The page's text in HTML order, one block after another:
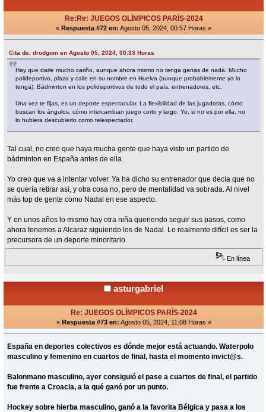
Re:Re: JUEGOS OLÍMPICOS PARÍS-2024
« Respuesta #72 en: Agosto 05, 2024, 00:57 Horas »
Cita de: drodgom en Agosto 05, 2024, 00:33 Horas
Hay que darle mucho cariño, aunque ahora mismo no tenga ganas de nada. Mucho
polideportivo, plaza y calle en su nombre en Huelva (aunque probablemente ya lo
tenga). Bádminton en los polideportivos de todo el país, entrenadores, etc.
Una vez te fijas, es un deporte espectacular. La flexibilidad de las jugadoras, cómo
buscan los ángulos, cómo intercambian juego corto y largo. Yo, si no es por ella, no
lo hubiera descubierto como telespectador.
Tal cual, no creo que haya mucha gente que haya visto un partido de
bádminton en España antes de ella.
Yo creo que va a intentar volver. Ya ha dicho su entrenador que decía que no
se quería retirar así, y otra cosa no, pero de mentalidad va sobrada. Al nivel
más top de gente como Nadal en ese aspecto.
Y en unos años lo mismo hay otra niña queriendo seguir sus pasos, como
ahora tenemos a Alcaraz siguiendo los de Nadal. Lo realmente difícil es ser la
precursora de un deporte minoritario.
En línea
asturgabriel
Re: JUEGOS OLÍMPICOS PARÍS-2024
« Respuesta #73 en: Agosto 05, 2024, 11:08 Horas »
España en deportes colectivos es dónde mejor está actuando. Waterpolo
masculino y femenino en cuartos de final, hasta el momento invict@s.
Balonmano masculino, ayer consiguió el pase a cuartos de final, el partido
fue frente a Croacia, a la qué ganó por un punto.
Hockey sobre hierba masculino, ganó a la favorita Bélgica y pasa a los